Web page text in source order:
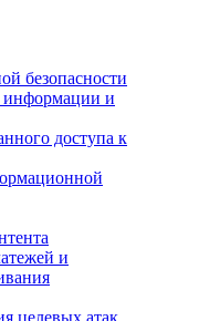
безопасности
информации и
доступа к
и
целевых атак